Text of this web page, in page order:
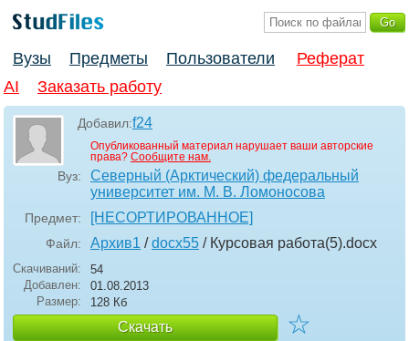
Вузы Предметы Пользователи
Реферат
AI
Заказать работу
Добавил:f24
Опубликованный материал нарушает ваши авторские
права? Сообщите нам.
Вуз:
Северный (Арктический) федеральный
университет им. М. В. Ломоносова
Предмет: [НЕСОРТИРОВАННОЕ]
Файл: Архив1 /docx55 / Курсовая работа(5).docx
Скачиваний:
54
Добавлен:
01.08.2013
Размер:
128 Кб
Скачать ☆